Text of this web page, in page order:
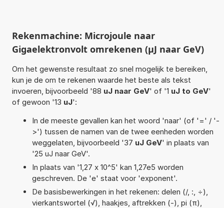
Rekenmachine: Microjoule naar
Gigaelektronvolt omrekenen (µJ naar GeV)
Om het gewenste resultaat zo snel mogelijk te bereiken,
kun je de om te rekenen waarde het beste als tekst
invoeren, bijvoorbeeld '88 uJ naar GeV' of '1 uJ to GeV'
of gewoon '13 uJ':
In de meeste gevallen kan het woord 'naar' (of '=' / '-
>') tussen de namen van de twee eenheden worden
weggelaten, bijvoorbeeld '37 uJ GeV' in plaats van
'25 uJ naar GeV'.
In plaats van '1,27 x 10^5' kan 1,27e5 worden
geschreven. De 'e' staat voor 'exponent'.
De basisbewerkingen in het rekenen: delen (/, :, ÷),
vierkantswortel (√), haakjes, aftrekken (-), pi (π),